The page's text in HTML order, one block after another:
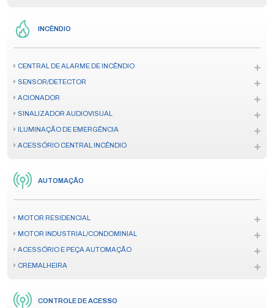
INCÊNDIO
CENTRAL DE ALARME DE INCÊNDIO
SENSOR/DETECTOR
ACIONADOR
SINALIZADOR AUDIOVISUAL
ILUMINAÇÃO DE EMERGÊNCIA
ACESSÓRIO CENTRAL INCÊNDIO
AUTOMAÇÃO
MOTOR RESIDENCIAL
MOTOR INDUSTRIAL/CONDOMINIAL
ACESSÓRIO E PEÇA AUTOMAÇÃO
CREMALHEIRA
CONTROLE DE ACESSO